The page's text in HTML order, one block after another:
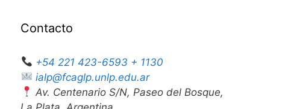
Contacto
+54 221 423-6593 + 1130
ialp@fcaglp.unlp.edu.ar
Av. Centenario S/N, Paseo del Bosque,